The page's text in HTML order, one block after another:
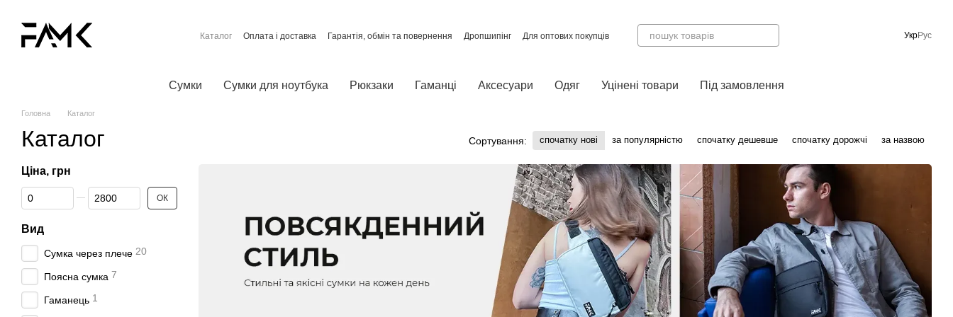
Каталог Оплата і доставка Гарантія, обмін та повернення Дропшипінг
Для оптових покупців
УкрРус
Сумки Сумки для ноутбука Рюкзаки Гаманці Аксесуари Одяг Уцінені товари Під замовлення
Головна Каталог
Каталог Сортування: спочатку нові за популярністю спочатку дешевше спочатку дорожчі за назвою
Ціна, грн
Від Ціна, грн
До Ціна, грн ОК
Вид
Сумка через плече 20
Поясна сумка 7
Гаманець 1